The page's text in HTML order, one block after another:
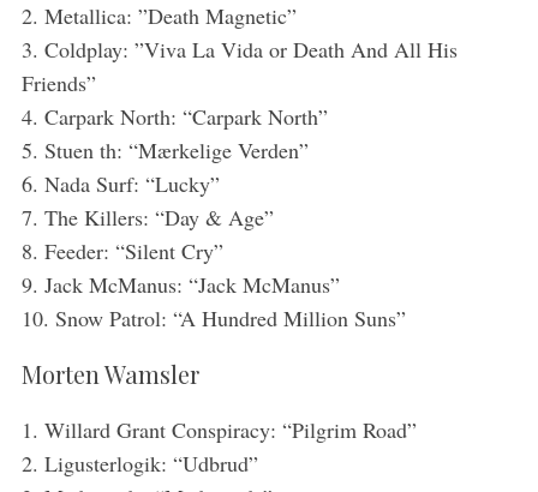
2. Metallica: ”Death Magnetic”
3. Coldplay: ”Viva La Vida or Death And All His
Friends”
4. Carpark North: “Carpark North”
5. Stuen th: “Mærkelige Verden”
6. Nada Surf: “Lucky”
7. The Killers: “Day & Age”
8. Feeder: “Silent Cry”
9. Jack McManus: “Jack McManus”
10. Snow Patrol: “A Hundred Million Suns”
Morten Wamsler
1. Willard Grant Conspiracy: “Pilgrim Road”
2. Ligusterlogik: “Udbrud”